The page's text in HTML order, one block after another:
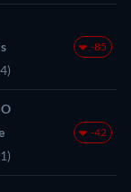
-85
-42